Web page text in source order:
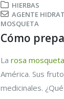
HIERBAS
AGENTE
MOSQUETA
Cómo
La rosa mosqueta
América. Sus
medicinales.